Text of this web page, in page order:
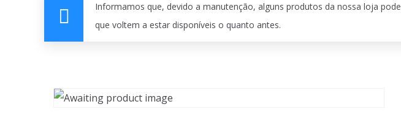
Informamos que, devido a manutenção, alguns produtos da nossa loja
que voltem a estar disponíveis o quanto antes.